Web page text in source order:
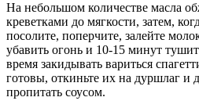
На небольшом количестве масла
креветками до мягкости, затем,
посолите, поперчите, залейте
убавить огонь и 10-15 минут
время закидывать вариться
готовы, откиньте их на дуршлаг и
пропитать соусом.